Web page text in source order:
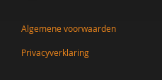
Ank Goosen
A. van den Ham
Algemene voorwaarden
Privacyverklaring